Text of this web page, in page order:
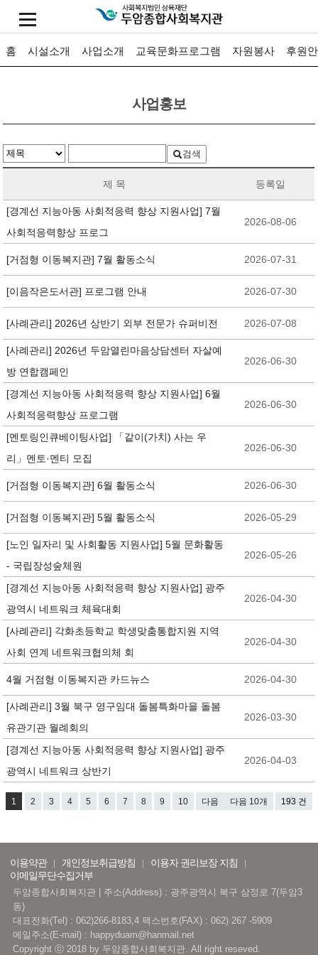
홈 시설소개 사업소개 교육문화프로그램 자원봉사 후원
사업홍보
검색
제 목 등록일
[경계선 지능아동 사회적응력 향상 지원사업] 7월
사회적응력향상 프로그
2026-08-06
[거점형 이동복지관] 7월 활동소식 2026-07-31
[이음작은도서관] 프로그램 안내 2026-07-30
[사례관리] 2026년 상반기 외부 전문가 슈퍼비전 2026-07-08
[사례관리] 2026년 두암열린마음상담센터 자살예
방 연합캠페인
2026-06-30
[경계선 지능아동 사회적응력 향상 지원사업] 6월
사회적응력향상 프로그램
2026-06-30
[멘토링인큐베이팅사업] 「같이(가치) 사는 우
리」멘토·멘티 모집
2026-06-30
[거점형 이동복지관] 6월 활동소식 2026-06-30
[거점형 이동복지관] 5월 활동소식 2026-05-29
[노인 일자리 및 사회활동 지원사업] 5월 문화활동
- 국립장성숲체원
2026-05-26
[경계선 지능아동 사회적응력 향상 지원사업] 광주
광역시 네트워크 체육대회
2026-04-30
[사례관리] 각화초등학교 학생맞춤통합지원 지역
사회 연계 네트워크협의체 회
2026-04-30
4월 거점형 이동복지관 카드뉴스 2026-04-30
[사례관리] 3월 북구 영구임대 돌봄특화마을 돌봄
유관기관 월례회의
2026-03-30
[경계선 지능아동 사회적응력 향상 지원사업] 광주
광역시 네트워크 상반기
2026-04-03
1 2 3 4 5 6 7 8 9 10 다음 다음 10개 193 건
이용약관 개인정보취급방침
이용자 권리보장 지침
이메일무단수집거부
두암종합사회복지관 | 주소(Address) : 광주광역시 북구 삼정로 7(두암3
동)
대표전화(Tel) : 062)266-8183,4 팩스번호(FAX) : 062) 267 -5909
메일주소(E-mail) : happyduam@hanmail.net
Copyright ⓒ 2018 by 두암종합사회복지관. All right reseved.